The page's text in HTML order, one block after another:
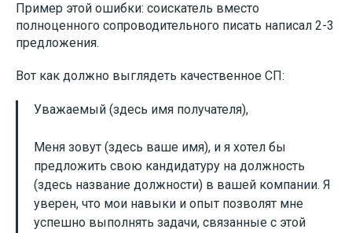
Пример этой ошибки: соискатель вместо
полноценного сопроводительного писать написал 2-3
предложения.
Вот как должно выглядеть качественное СП:
Уважаемый (здесь имя получателя),
Меня зовут (здесь ваше имя), и я хотел бы
предложить свою кандидатуру на должность
(здесь название должности) в вашей компании. Я
уверен, что мои навыки и опыт позволят мне
успешно выполнять задачи, связанные с этой